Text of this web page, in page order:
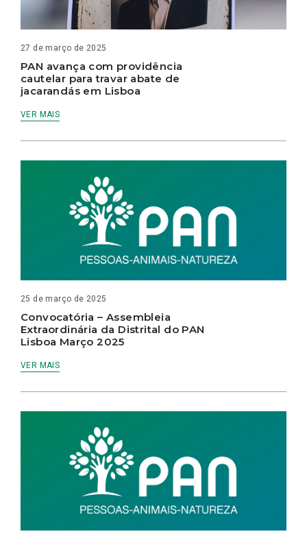
27 de março de 2025
PAN avança com providência
cautelar para travar abate de
jacarandás em Lisboa
VER MAIS
25 de março de 2025
Convocatória – Assembleia
Extraordinária da Distrital do PAN
Lisboa Março 2025
VER MAIS